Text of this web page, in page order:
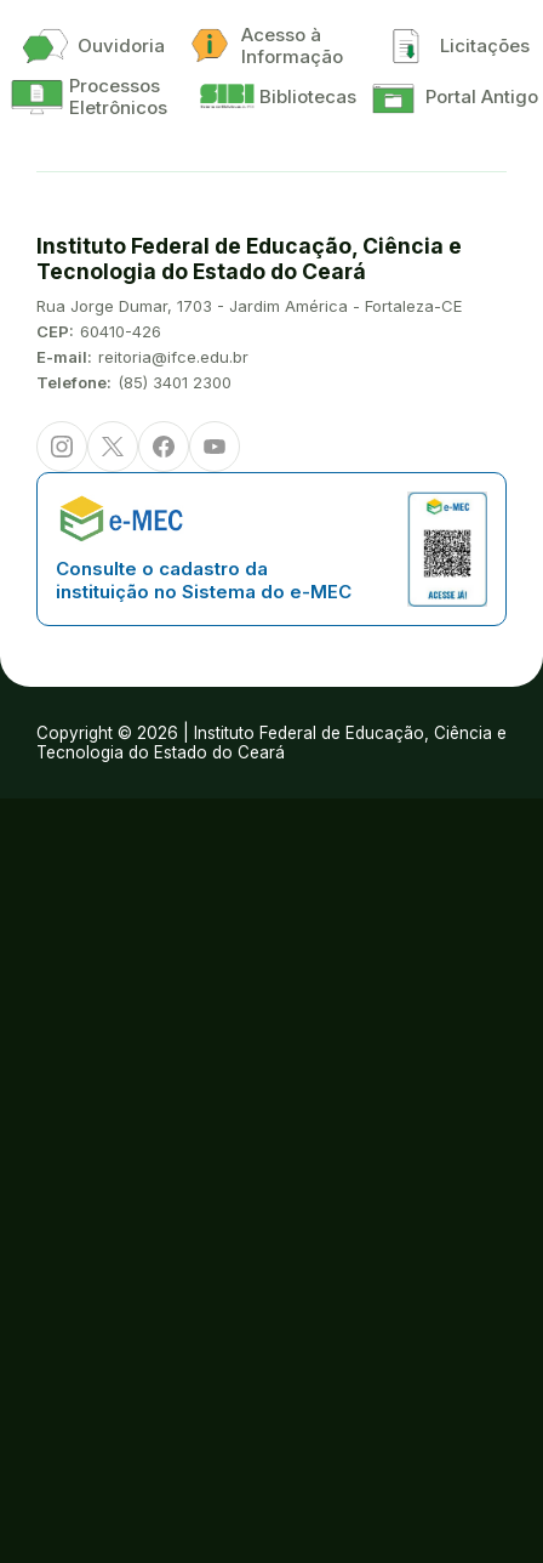
Ouvidoria
Acesso à
Informação
Licitações
Processos
Eletrônicos
Bibliotecas Portal Antigo
Instituto Federal de Educação, Ciência e
Tecnologia do Estado do Ceará
Endereço:
Rua Jorge Dumar, 1703 - Jardim América - Fortaleza-CE
CEP: 60410-426
E-mail: reitoria@ifce.edu.br
Telefone: (85) 3401 2300
InstagramTwitter/XFacebookYoutube
Consulte o cadastro da
instituição no Sistema do e-MEC
Copyright © 2026 | Instituto Federal de Educação, Ciência e
Tecnologia do Estado do Ceará